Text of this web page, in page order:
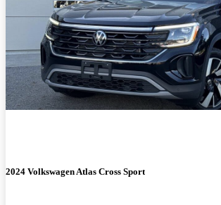
2024 Volkswagen Atlas Cross Sport